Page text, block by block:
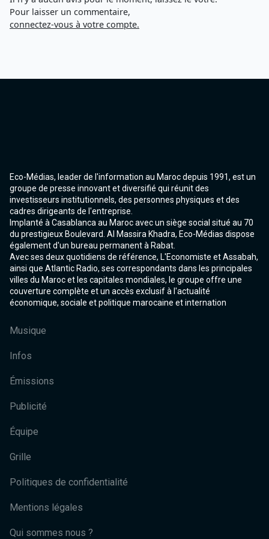
Tanger 103.3 Hz
Tétouan 87.8 Hz
Taroudant 104.9
Guelmim 91.9
Tan-Tan 95.2
Pour laisser un commentaire,
connectez-vous à votre compte.
Eco-Médias, leader de l'information au Maroc depuis 1991, est un
groupe de presse innovant et diversifié qui réunit des
investisseurs institutionnels, des personnes physiques et des
cadres dirigeants de l'entreprise.
Implanté à Casablanca au Maroc avec un siège social situé au 70
du prestigieux Boulevard. Al Massira Khadra, Eco-Médias dispose
également d'un bureau permanent à Rabat.
Avec ses deux quotidiens de référence, L'Economiste et Assabah,
ainsi que Atlantic Radio, ses correspondants dans les principales
villes du Maroc et les capitales mondiales, le groupe offre une
couverture complète et un accès exclusif à l'actualité
économique, sociale et politique marocaine et internation
Musique
Infos
Émissions
Publicité
Équipe
Grille
Politiques de confidentialité
Mentions légales
Qui sommes nous ?